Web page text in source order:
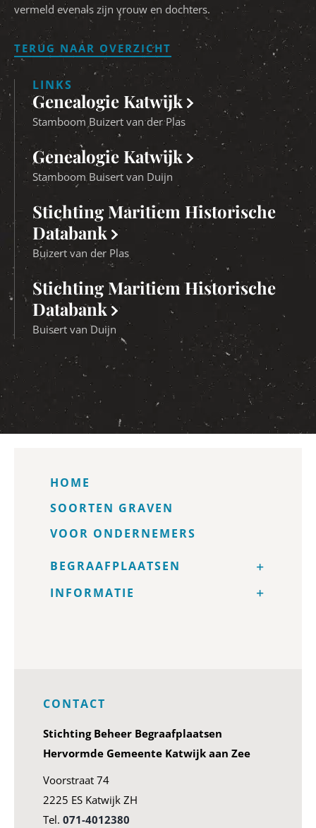
vermeld evenals zijn vrouw en dochters.
TERUG NAAR OVERZICHT
LINKS
Genealogie Katwijk
Stamboom Buizert van der Plas
Genealogie Katwijk
Stamboom Buisert van Duijn
Stichting Maritiem Historische
Databank
Buizert van der Plas
Stichting Maritiem Historische
Databank
Buisert van Duijn
HOME
SOORTEN GRAVEN
VOOR ONDERNEMERS
BEGRAAFPLAATSEN
INFORMATIE
CONTACT
Stichting Beheer Begraafplaatsen
Hervormde Gemeente Katwijk aan Zee
Voorstraat 74
2225 ES Katwijk ZH
Tel. 071-4012380